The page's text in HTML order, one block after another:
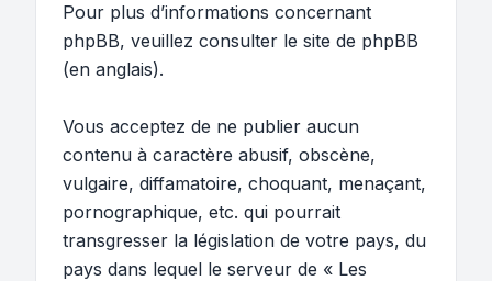
Pour plus d’informations concernant
phpBB, veuillez consulter le site de phpBB
(en anglais).
Vous acceptez de ne publier aucun
contenu à caractère abusif, obscène,
vulgaire, diffamatoire, choquant, menaçant,
pornographique, etc. qui pourrait
transgresser la législation de votre pays, du
pays dans lequel le serveur de « Les